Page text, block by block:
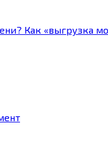
Как «выгрузка